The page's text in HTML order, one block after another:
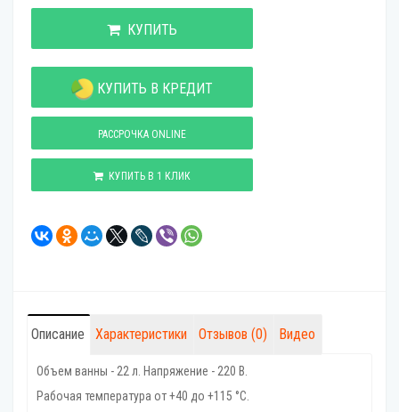
КУПИТЬ
КУПИТЬ В КРЕДИТ
РАССРОЧКА ONLINE
КУПИТЬ В 1 КЛИК
Описание Характеристики Отзывов (0) Видео
Объем ванны - 22 л. Напряжение - 220 В.
Рабочая температура от +40 до +115 °C.